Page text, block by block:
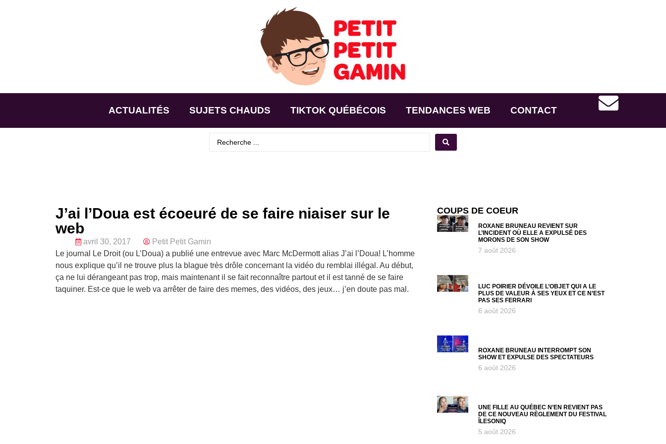
ACTUALITÉS SUJETS CHAUDS TIKTOK QUÉBÉCOIS TENDANCES WEB CONTACT
J’ai l’Doua est écoeuré de se faire niaiser sur le
web
avril 30, 2017
Petit Petit Gamin
Le journal Le Droit (ou L’Doua) a publié une entrevue avec Marc McDermott alias J’ai l’Doua! L’homme
nous explique qu’il ne trouve plus la blague très drôle concernant la vidéo du remblai illégal. Au début,
ça ne lui dérangeant pas trop, mais maintenant il se fait reconnaître partout et il est tanné de se faire
taquiner. Est-ce que le web va arrêter de faire des memes, des vidéos, des jeux… j’en doute pas mal.
COUPS DE COEUR
ROXANE BRUNEAU REVIENT SUR
L’INCIDENT OÙ ELLE A EXPULSÉ DES
MORONS DE SON SHOW
7 août 2026
LUC POIRIER DÉVOILE L’OBJET QUI A LE
PLUS DE VALEUR À SES YEUX ET CE N’EST
PAS SES FERRARI
6 août 2026
ROXANE BRUNEAU INTERROMPT SON
SHOW ET EXPULSE DES SPECTATEURS
6 août 2026
UNE FILLE AU QUÉBEC N’EN REVIENT PAS
DE CE NOUVEAU RÈGLEMENT DU FESTIVAL
ÎLESONIQ
5 août 2026